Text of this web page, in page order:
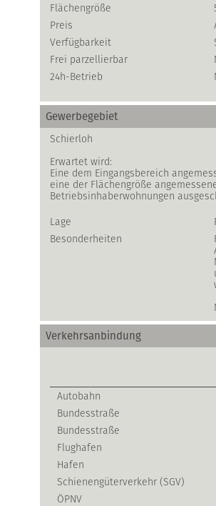
Flächengröße
Preis
Verfügbarkeit
Frei parzellierbar
24h-Betrieb
Gewerbegebiet
Schierloh
Erwartet wird:
Eine dem Eingangsbereich
eine der Flächengröße
Betriebsinhaberwohnungen
Lage
Besonderheiten
Verkehrsanbindung
Autobahn
Bundesstraße
Bundesstraße
Flughafen
Hafen
Schienengüterverkehr (SGV)
ÖPNV